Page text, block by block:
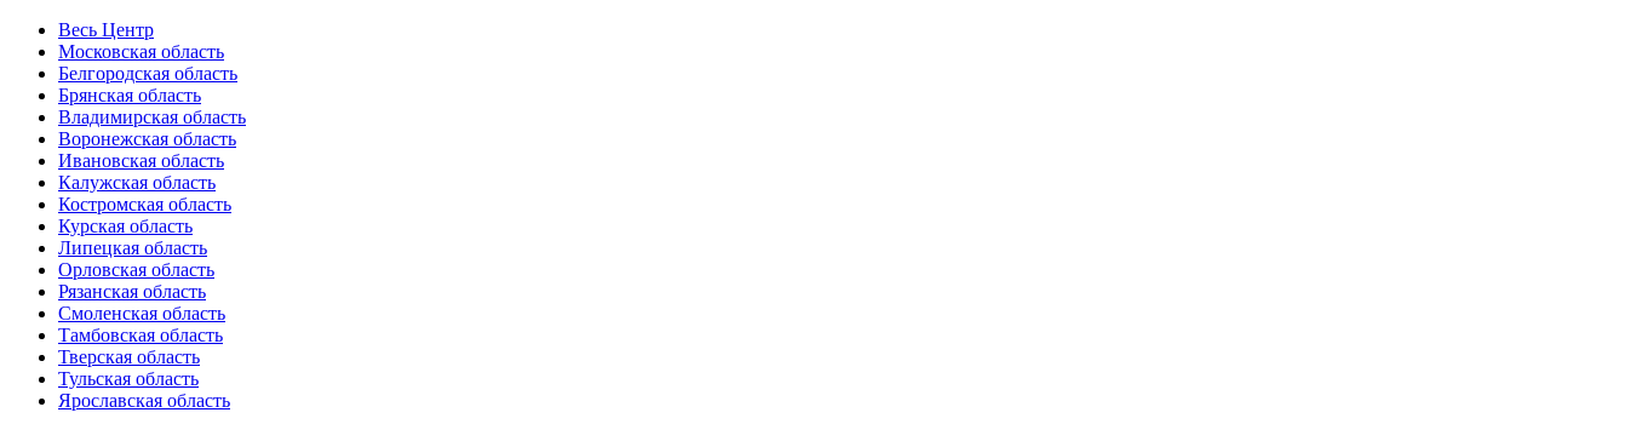
Весь Центр
Московская область
Белгородская область
Брянская область
Владимирская область
Воронежская область
Ивановская область
Калужская область
Костромская область
Курская область
Липецкая область
Орловская область
Рязанская область
Смоленская область
Тамбовская область
Тверская область
Тульская область
Ярославская область